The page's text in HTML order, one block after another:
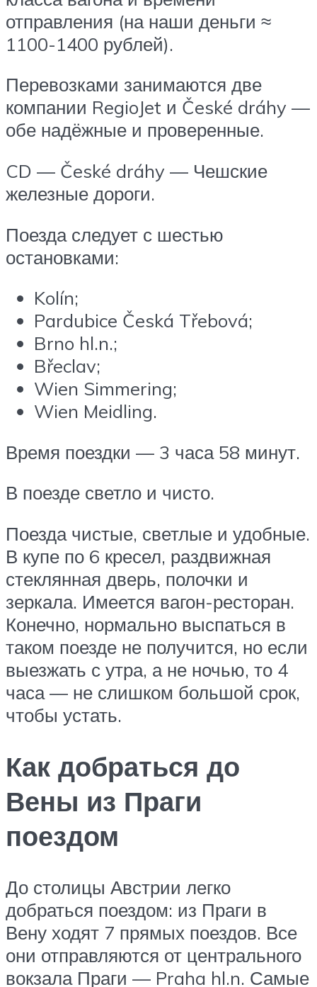
отправления (на наши деньги ≈
1100-1400 рублей).
Перевозками занимаются две
компании RegioJet и České dráhy —
обе надёжные и проверенные.
CD — České dráhy — Чешские
железные дороги.
Поезда следует с шестью
остановками:
Kolín;
Pardubice Česká Třebová;
Brno hl.n.;
Břeclav;
Wien Simmering;
Wien Meidling.
Время поездки — 3 часа 58 минут.
В поезде светло и чисто.
Поезда чистые, светлые и удобные.
В купе по 6 кресел, раздвижная
стеклянная дверь, полочки и
зеркала. Имеется вагон-ресторан.
Конечно, нормально выспаться в
таком поезде не получится, но если
выезжать с утра, а не ночью, то 4
часа — не слишком большой срок,
чтобы устать.
Как добраться до
Вены из Праги
поездом
До столицы Австрии легко
добраться поездом: из Праги в
Вену ходят 7 прямых поездов. Все
они отправляются от центрального
вокзала Праги — Praha hl.n. Самые